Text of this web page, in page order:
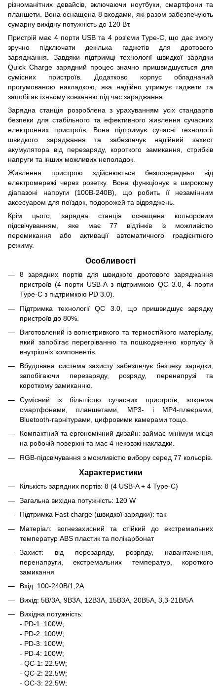
різноманітних девайсів, включаючи ноутбуки, смартфони та
планшети. Вона оснащена 8 входами, які разом забезпечують
сумарну вихідну потужність до 120 Вт.
Пристрій має 4 порти USB та 4 роз'єми Type-C, що дає змогу
зручно підключати декілька гаджетів для дротового
заряджання. Завдяки підтримці технології швидкої зарядки
Quick Charge зарядний процес значно пришвидшується для
сумісних пристроїв. Додатково корпус обладнаний
прогумованою накладкою, яка надійно утримує гаджети та
запобігає їхньому ковзанню під час заряджання.
Зарядна станція розроблена з урахуванням усіх стандартів
безпеки для стабільного та ефективного живлення сучасних
електронних пристроїв. Вона підтримує сучасні технології
швидкого заряджання та забезпечує надійний захист
акумулятора від перезаряду, короткого замикання, стрибків
напруги та інших можливих неполадок.
Живлення пристрою здійснюється безпосередньо від
електромережі через розетку. Вона функціонує в широкому
діапазоні напруги (100В-240В), що робить її незамінним
аксесуаром для поїздок, подорожей та відряджень.
Крім цього, зарядна станція оснащена кольоровим
підсвічуванням, яке має 77 відтінків із можливістю
перемикання або активації автоматичного градієнтного
режиму.
Особливості
8 зарядних портів для швидкого дротового заряджання
пристроїв (4 порти USB-A з підтримкою QC 3.0, 4 порти
Type-C з підтримкою PD 3.0).
Підтримка технології QC 3.0, що пришвидшує зарядку
пристроїв до 80%.
Виготовлений із вогнетривкого та термостійкого матеріалу,
який запобігає перегріванню та пошкодженню корпусу й
внутрішніх компонентів.
Вбудована система захисту забезпечує безпеку зарядки,
запобігаючи перезаряду, розряду, перенапрузі та
короткому замиканню.
Сумісний із більшістю сучасних пристроїв, зокрема
смартфонами, планшетами, MP3- і MP4-плеєрами,
Bluetooth-гарнітурами, цифровими камерами тощо.
Компактний та ергономічний дизайн: займає мінімум місця
на робочій поверхні та має 4 нековзкі накладки.
RGB-підсвічування з можливістю вибору серед 77 кольорів.
Характеристики
Кількість зарядних портів: 8 (4 USB-A + 4 Type-C)
Загальна вихідна потужність: 120 W
Підтримка Fast charge (швидкої зарядки): так
Матеріал: вогнезахисний та стійкий до екстремальних
температур ABS пластик та полікарбонат
Захист: від перезаряду, розряду, навантаження,
перенапруги, екстремальних температур, короткого
замикання
Вхід: 100-240В/1,2А
Вихід: 5В/3А, 9В3А, 12В3А, 15В3А, 20В5А, 3,3-21В/5А
Вихідна потужність:
- PD-1: 100W;
- PD-2: 100W;
- PD-3: 100W;
- PD-4: 100W;
- QC-1: 22.5W;
- QC-2: 22.5W;
- QC-3: 22.5W;